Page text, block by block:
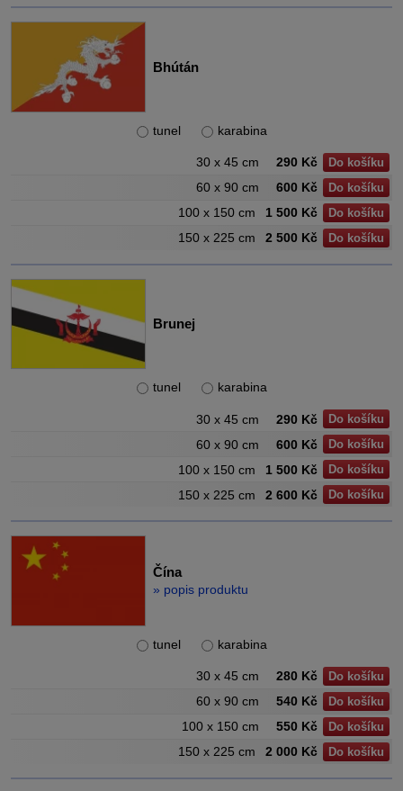
Bhútán
tunel karabina
30 x 45 cm 290 Kč Do košíku
60 x 90 cm 600 Kč Do košíku
100 x 150 cm 1 500 Kč Do košíku
150 x 225 cm 2 500 Kč Do košíku
Brunej
tunel karabina
30 x 45 cm 290 Kč Do košíku
60 x 90 cm 600 Kč Do košíku
100 x 150 cm 1 500 Kč Do košíku
150 x 225 cm 2 600 Kč Do košíku
Čína
» popis produktu
tunel karabina
30 x 45 cm 280 Kč Do košíku
60 x 90 cm 540 Kč Do košíku
100 x 150 cm 550 Kč Do košíku
150 x 225 cm 2 000 Kč Do košíku